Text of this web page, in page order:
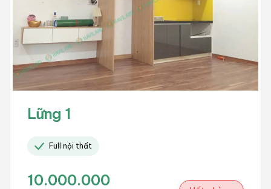
Lững 1
Full nội thất
10.000.000